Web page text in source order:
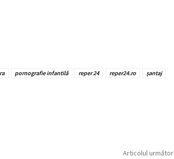
pornografie infantilă reper 24 reper24.ro
șantaj
Articolul următor